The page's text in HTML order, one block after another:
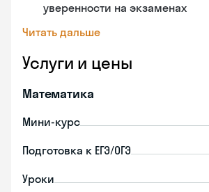
уверенности на экзаменах
Читать дальше
Услуги и цены
Математика
Мини-курс
Подготовка к ЕГЭ/ОГЭ
Уроки